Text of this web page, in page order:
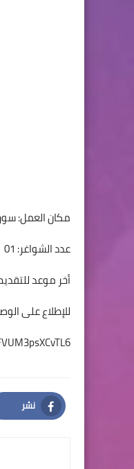
مكان العمل:
عدد الشواغر: 01
أخر موعد للتقديم:
للإطلاع على
نشر
Facebook